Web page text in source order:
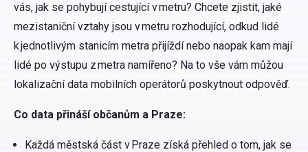
vás, jak se pohybují cestující v metru? Chcete zjistit, jaké
mezistaniční vztahy jsou v metru rozhodující, odkud lidé
k jednotlivým stanicím metra přijíždí nebo naopak kam mají
lidé po výstupu z metra namířeno? Na to vše vám můžou
lokalizační data mobilních operátorů poskytnout odpověď.
Co data přináší občanům a Praze:
Každá městská část v Praze získá přehled o tom, jak se